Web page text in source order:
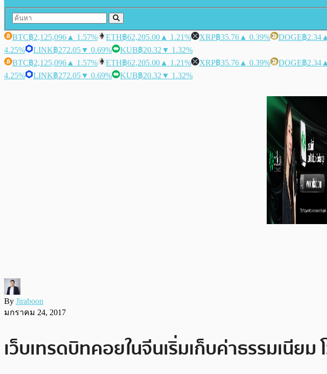
BTC฿2,125,096 ▲ 1.57% ETH฿62,205.00 ▲ 1.21% XRP฿35.76 ▲ 0.39% DOGE฿2.34
4.25%
LINK฿272.05▼ 0.69% KUB฿20.32 ▼ 1.32%
BTC฿2,125,096 ▲ 1.57% ETH฿62,205.00 ▲ 1.21% XRP฿35.76 ▲ 0.39% DOGE฿2.34
4.25%
LINK฿272.05▼ 0.69% KUB฿20.32 ▼ 1.32%
By Jiraboon
มกราคม 24, 2017
เว็บเทรดบิทคอยในจีนเริ่มเก็บค่าธรรมเนี